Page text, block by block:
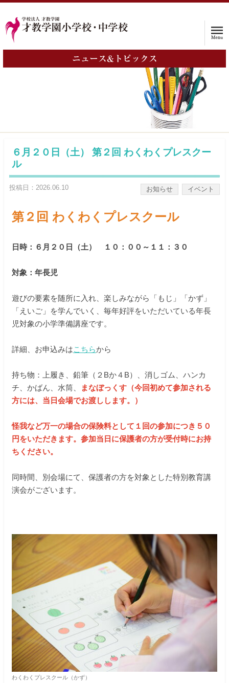
ホーム
インタビュー
入学をお考えの方へ
在校生の保護者の方へ
教職員募集
資料請求・お問い合わせ
閉じる
ニュース&トピックス
６月２０日（土） 第２回 わくわくプレスクー
ル
投稿日：2026.06.10 お知らせ イベント
第２回 わくわくプレスクール
日時：６月２０日（土） １０：００～１１：３０
対象：年長児
遊びの要素を随所に入れ、楽しみながら「もじ」「かず」
「えいご」を学んでいく、毎年好評をいただいている年長
児対象の小学準備講座です。
詳細、お申込みはこちらから
持ち物：上履き、鉛筆（２Bか４B）、消しゴム、ハンカ
チ、かばん、水筒、
まなぼっくす（今回初めて参加される
方には、当日会場でお渡しします。）
怪我など万一の場合の保険料として１回の参加につき５０
円をいただきます。参加当日に保護者の方が受付時にお持
ちください。
同時間、別会場にて、保護者の方を対象とした特別教育講
演会がございます。
わくわくプレスクール（かず）